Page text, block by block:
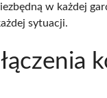
w każdej
sytuacji.